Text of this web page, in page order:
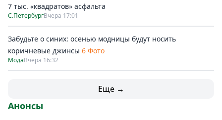
7 тыс. «квадратов» асфальта
С.ПетербургВчера 17:01
Забудьте о синих: осенью модницы будут носить
коричневые джинсы 6 Фото
МодаВчера 16:32
Еще →
Анонсы